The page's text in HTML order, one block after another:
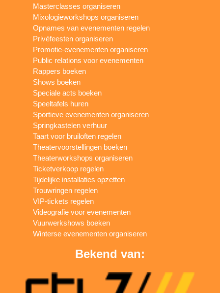
Masterclasses organiseren
Mixologieworkshops organiseren
Opnames van evenementen regelen
Privéfeesten organiseren
Promotie-evenementen organiseren
Public relations voor evenementen
Rappers boeken
Shows boeken
Speciale acts boeken
Speeltafels huren
Sportieve evenementen organiseren
Springkastelen verhuur
Taart voor bruiloften regelen
Theatervoorstellingen boeken
Theaterworkshops organiseren
Ticketverkoop regelen
Tijdelijke installaties opzetten
Trouwringen regelen
VIP-tickets regelen
Videografie voor evenementen
Vuurwerkshows boeken
Winterse evenementen organiseren
Bekend van: